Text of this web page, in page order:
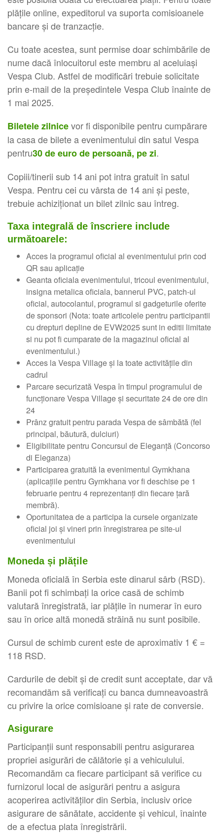
plățile online, expeditorul va suporta comisioanele
bancare și de tranzacție.
Cu toate acestea, sunt permise doar schimbările de
nume dacă înlocuitorul este membru al aceluiași
Vespa Club. Astfel de modificări trebuie solicitate
prin e-mail de la președintele Vespa Club înainte de
1 mai 2025.
Biletele zilnicevor fi disponibile pentru cumpărare
la casa de bilete a evenimentului din satul Vespa
pentru30 de euro de persoană, pe zi.
Copiii/tinerii sub 14 ani pot intra gratuit în satul
Vespa. Pentru cei cu vârsta de 14 ani și peste,
trebuie achiziționat un bilet zilnic sau întreg.
Taxa integrală de înscriere include
următoarele:
Acces la programul oficial al evenimentului prin cod
QR sau aplicație
Geanta oficiala evenimentului, tricoul evenimentului,
insigna metalica oficiala, bannerul PVC, patch-ul
oficial, autocolantul, programul si gadgeturile oferite
de sponsori (Nota: toate articolele pentru participantii
cu drepturi depline de EVW2025 sunt in editii limitate
si nu pot fi cumparate de la magazinul oficial al
evenimentului.)
Acces la Vespa Village și la toate activitățile din
cadrul
Parcare securizată Vespa în timpul programului de
funcționare Vespa Village și securitate 24 de ore din
24
Prânz gratuit pentru parada Vespa de sâmbătă (fel
principal, băutură, dulciuri)
Eligibilitate pentru Concursul de Eleganță (Concorso
di Eleganza)
Participarea gratuită la evenimentul Gymkhana
(aplicațiile pentru Gymkhana vor fi deschise pe 1
februarie pentru 4 reprezentanți din fiecare țară
membră).
Oportunitatea de a participa la cursele organizate
oficial joi și vineri prin înregistrarea pe site-ul
evenimentului
Moneda și plățile
Moneda oficială în Serbia este dinarul sârb (RSD).
Banii pot fi schimbați la orice casă de schimb
valutară înregistrată, iar plățile în numerar în euro
sau în orice altă monedă străină nu sunt posibile.
Cursul de schimb curent este de aproximativ 1 € =
118 RSD.
Cardurile de debit și de credit sunt acceptate, dar vă
recomandăm să verificați cu banca dumneavoastră
cu privire la orice comisioane și rate de conversie.
Asigurare
Participanții sunt responsabili pentru asigurarea
propriei asigurări de călătorie și a vehiculului.
Recomandăm ca fiecare participant să verifice cu
furnizorul local de asigurări pentru a asigura
acoperirea activităților din Serbia, inclusiv orice
asigurare de sănătate, accidente și vehicul, înainte
de a efectua plata înregistrării.